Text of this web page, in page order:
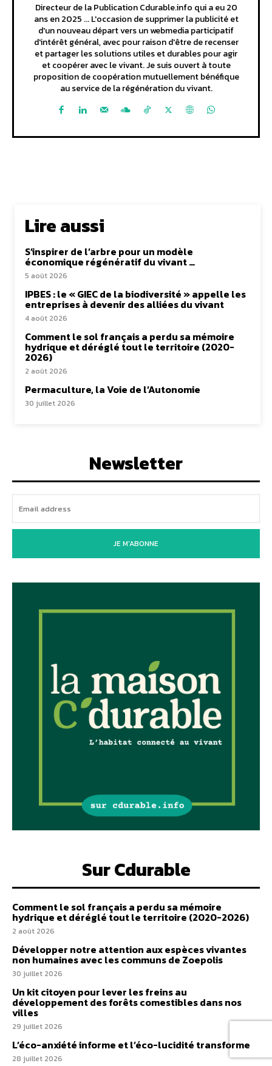
Directeur de la Publication Cdurable.info qui a eu 20
ans en 2025 ... L'occasion de supprimer la publicité et
d'un nouveau départ vers un webmedia participatif
d'intérêt général, avec pour raison d'être de recenser
et partager les solutions utiles et durables pour agir
et coopérer avec le vivant. Je suis ouvert à toute
proposition de coopération mutuellement bénéfique
au service de la régénération du vivant.
Lire aussi
S’inspirer de l’arbre pour un modèle
économique régénératif du vivant …
5 août 2026
IPBES : le « GIEC de la biodiversité » appelle les
entreprises à devenir des alliées du vivant
4 août 2026
Comment le sol français a perdu sa mémoire
hydrique et déréglé tout le territoire (2020-
2026)
2 août 2026
Permaculture, la Voie de l’Autonomie
30 juillet 2026
Newsletter
JE M'ABONNE
Sur Cdurable
Comment le sol français a perdu sa mémoire
hydrique et déréglé tout le territoire (2020-2026)
2 août 2026
Développer notre attention aux espèces vivantes
non humaines avec les communs de Zoepolis
30 juillet 2026
Un kit citoyen pour lever les freins au
développement des forêts comestibles dans nos
villes
29 juillet 2026
L’éco-anxiété informe et l’éco-lucidité transforme
28 juillet 2026